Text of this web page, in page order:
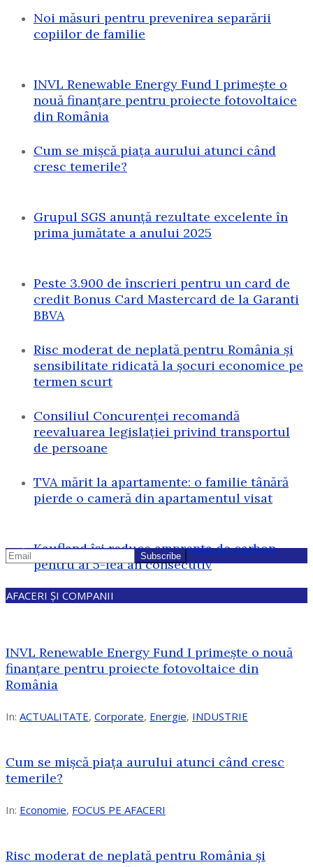
Noi măsuri pentru prevenirea separării
copiilor de familie
INVL Renewable Energy Fund I primește o
nouă finanțare pentru proiecte fotovoltaice
din România
Cum se mișcă piața aurului atunci când
cresc temerile?
Grupul SGS anunță rezultate excelente în
prima jumătate a anului 2025
Peste 3.900 de înscrieri pentru un card de
credit Bonus Card Mastercard de la Garanti
BBVA
Risc moderat de neplată pentru România și
sensibilitate ridicată la șocuri economice pe
termen scurt
Consiliul Concurenței recomandă
reevaluarea legislației privind transportul
de persoane
TVA mărit la apartamente: o familie tânără
pierde o cameră din apartamentul visat
Kaufland își reduce amprenta de carbon
pentru al 5-lea an consecutiv
AFACERI ȘI COMPANII
INVL Renewable Energy Fund I primește o nouă
finanțare pentru proiecte fotovoltaice din
România
In: ACTUALITATE, Corporate, Energie, INDUSTRIE
Cum se mișcă piața aurului atunci când cresc
temerile?
In: Economie, FOCUS PE AFACERI
Risc moderat de neplată pentru România și